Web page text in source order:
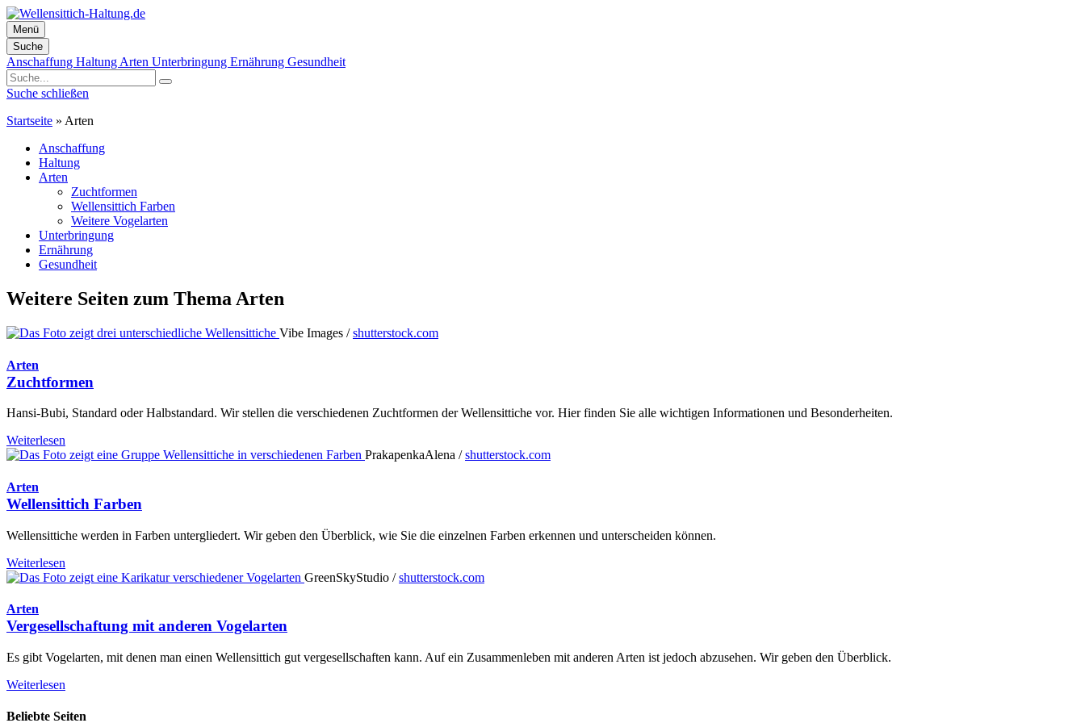
Menü
Suche
Zum
Inhalt
springen
Anschaffung Haltung Arten Unterbringung Ernährung Gesundheit
Suche schließen
Startseite » Arten
Anschaffung
Haltung
Arten
Zuchtformen
Wellensittich Farben
Weitere Vogelarten
Unterbringung
Ernährung
Gesundheit
Weitere Seiten zum Thema Arten
Vibe Images /shutterstock.com
Arten
Zuchtformen
Hansi-Bubi, Standard oder Halbstandard. Wir stellen die verschiedenen Zuchtformen der Wellensittiche vor. Hier finden Sie alle wichtigen Informationen und Besonderheiten.
Weiterlesen
PrakapenkaAlena /shutterstock.com
Arten
Wellensittich Farben
Wellensittiche werden in Farben untergliedert. Wir geben den Überblick, wie Sie die einzelnen Farben erkennen und unterscheiden können.
Weiterlesen
GreenSkyStudio /shutterstock.com
Arten
Vergesellschaftung mit anderen Vogelarten
Es gibt Vogelarten, mit denen man einen Wellensittich gut vergesellschaften kann. Auf ein Zusammenleben mit anderen Arten ist jedoch abzusehen. Wir geben den Überblick.
Weiterlesen
Beliebte Seiten